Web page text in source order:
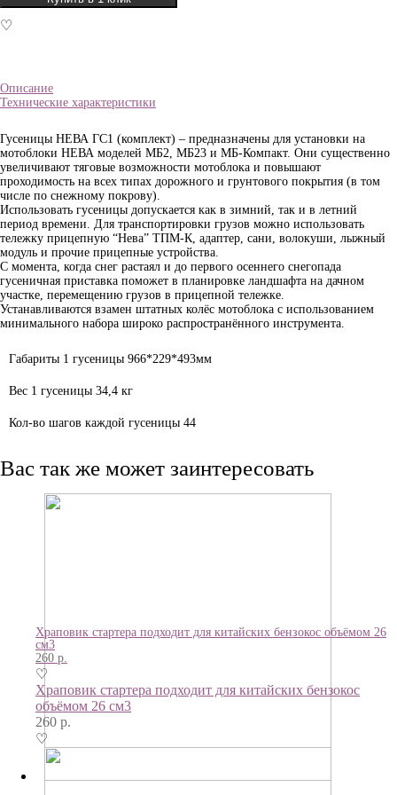
♡
Описание
Технические характеристики
Гусеницы НЕВА ГС1 (комплект) – предназначены для установки на
мотоблоки НЕВА моделей МБ2, МБ23 и МБ-Компакт. Они существенно
увеличивают тяговые возможности мотоблока и повышают
проходимость на всех типах дорожного и грунтового покрытия (в том
числе по снежному покрову).
Использовать гусеницы допускается как в зимний, так и в летний
период времени. Для транспортировки грузов можно использовать
тележку прицепную “Нева” ТПМ-К, адаптер, сани, волокуши, лыжный
модуль и прочие прицепные устройства.
С момента, когда снег растаял и до первого осеннего снегопада
гусеничная приставка поможет в планировке ландшафта на дачном
участке, перемещению грузов в прицепной тележке.
Устанавливаются взамен штатных колёс мотоблока с использованием
минимального набора широко распространённого инструмента.
Габариты 1 гусеницы 966*229*493мм
Вес 1 гусеницы 34,4 кг
Кол-во шагов каждой гусеницы 44
Вас так же может заинтересовать
Храповик стартера подходит для китайских бензокос объёмом 26
см3
260 р.
♡
Храповик стартера подходит для китайских бензокос
объёмом 26 см3
260 р.
♡